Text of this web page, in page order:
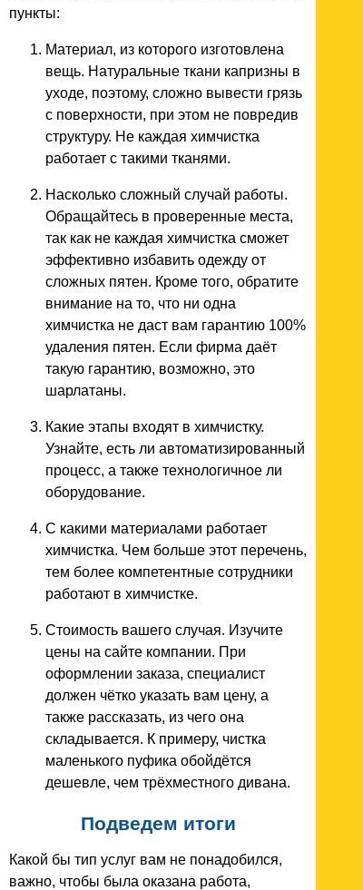
пункты:
Материал, из которого изготовлена
вещь. Натуральные ткани капризны в
уходе, поэтому, сложно вывести грязь
с поверхности, при этом не повредив
структуру. Не каждая химчистка
работает с такими тканями.
Насколько сложный случай работы.
Обращайтесь в проверенные места,
так как не каждая химчистка сможет
эффективно избавить одежду от
сложных пятен. Кроме того, обратите
внимание на то, что ни одна
химчистка не даст вам гарантию 100%
удаления пятен. Если фирма даёт
такую гарантию, возможно, это
шарлатаны.
Какие этапы входят в химчистку.
Узнайте, есть ли автоматизированный
процесс, а также технологичное ли
оборудование.
С какими материалами работает
химчистка. Чем больше этот перечень,
тем более компетентные сотрудники
работают в химчистке.
Стоимость вашего случая. Изучите
цены на сайте компании. При
оформлении заказа, специалист
должен чётко указать вам цену, а
также рассказать, из чего она
складывается. К примеру, чистка
маленького пуфика обойдётся
дешевле, чем трёхместного дивана.
Подведем итоги
Какой бы тип услуг вам не понадобился,
важно, чтобы была оказана работа,